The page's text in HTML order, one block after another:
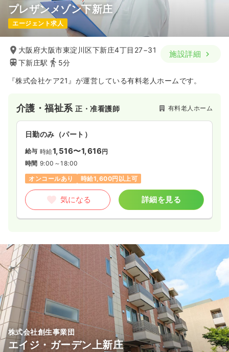
プレザンメゾン下新庄
エージェント求人
大阪府大阪市東淀川区下新庄4丁目27−31
下新庄駅
5分
施設詳細
『株式会社ケア21』が運営している有料老人ホームです。
介護・福祉系正・准看護師 有料老人ホーム
日勤のみ（パート）
給与 時給1,516〜1,616円
時間 9:00～18:00
オンコールあり
時給1,600円以上可
気になる 詳細を見る
株式会社創生事業団
エイジ・ガーデン上新庄